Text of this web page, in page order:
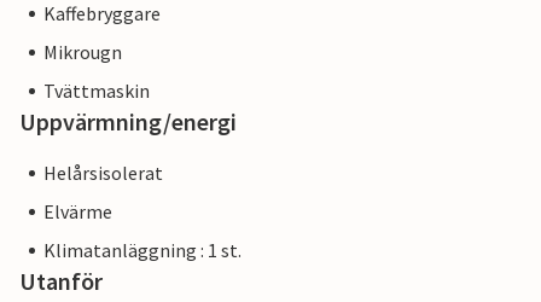
Kaffebryggare
Mikrougn
Tvättmaskin
Uppvärmning/energi
Helårsisolerat
Elvärme
Klimatanläggning : 1 st.
Utanför